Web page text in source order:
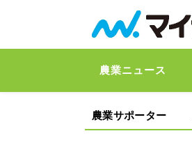
農業ニュース
農業サポーター